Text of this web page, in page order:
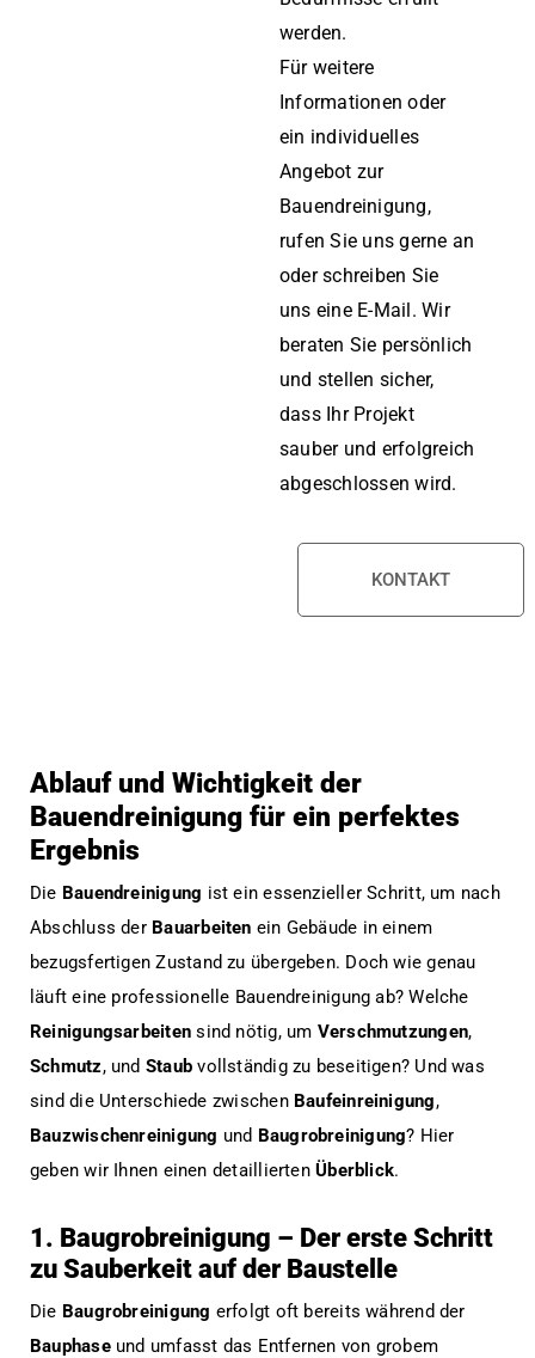
werden.
Für weitere
Informationen oder
ein individuelles
Angebot zur
Bauendreinigung,
rufen Sie uns gerne an
oder schreiben Sie
uns eine E-Mail. Wir
beraten Sie persönlich
und stellen sicher,
dass Ihr Projekt
sauber und erfolgreich
abgeschlossen wird.
KONTAKT
Ablauf und Wichtigkeit der
Bauendreinigung für ein perfektes
Ergebnis
Die Bauendreinigung ist ein essenzieller Schritt, um nach
Abschluss der Bauarbeiten ein Gebäude in einem
bezugsfertigen Zustand zu übergeben. Doch wie genau
läuft eine professionelle Bauendreinigung ab? Welche
Reinigungsarbeiten sind nötig, um Verschmutzungen,
Schmutz, und Staub vollständig zu beseitigen? Und was
sind die Unterschiede zwischen Baufeinreinigung,
Bauzwischenreinigung und Baugrobreinigung? Hier
geben wir Ihnen einen detailliertenÜberblick.
1. Baugrobreinigung – Der erste Schritt
zu Sauberkeit auf der Baustelle
Die Baugrobreinigung erfolgt oft bereits während der
Bauphaseund umfasst das Entfernen von grobem